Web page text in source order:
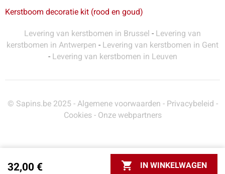
32,00 €  IN WINKELWAGEN
Kerstboom decoratie kit (rood en goud)
Levering van kerstbomen in Brussel - Levering van
kerstbomen in Antwerpen - Levering van kerstbomen in Gent
- Levering van kerstbomen in Leuven
© Sapins.be 2025 - Algemene voorwaarden - Privacybeleid -
Cookies- Onze webpartners